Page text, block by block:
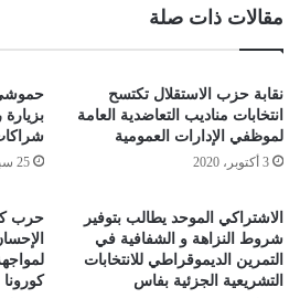
مقالات ذات صلة
نقابة حزب الاستقلال تكتسح
انتخابات مناديب التعاضدية العامة
لموظفي الإدارات العمومية
3 أكتوبر، 2020
حموشي
25 سبتمبر، 2025
الاشتراكي الموحد يطالب بتوفير
شروط النزاهة و الشفافية في
التمرين الديموقراطي للانتخابات
التشريعية الجزئية بفاس
حرب
كورونا